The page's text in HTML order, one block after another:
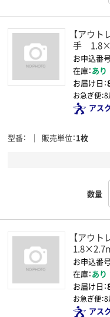
【アウ
手
お申込番
在庫：あり
お届け日：
お急ぎ便：8
アス
型番 販売単位 1枚
数量
【アウ
お申込番
在庫：あり
お届け日：
お急ぎ便：8
アス